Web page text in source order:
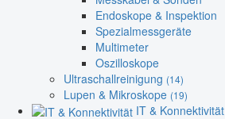
Endoskope & Inspektion
Spezialmessgeräte
Multimeter
Oszilloskope
Ultraschallreinigung (14)
Lupen & Mikroskope (19)
IT & Konnektivität